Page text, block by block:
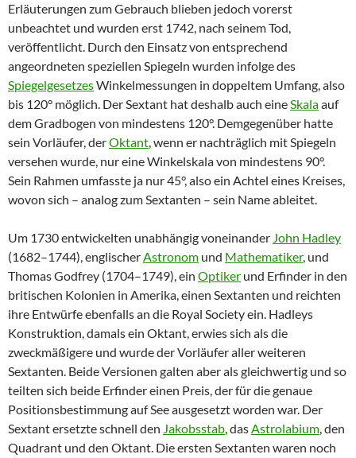
Erläuterungen zum Gebrauch blieben jedoch vorerst
unbeachtet und wurden erst 1742, nach seinem Tod,
veröffentlicht. Durch den Einsatz von entsprechend
angeordneten speziellen Spiegeln wurden infolge des
SpiegelgesetzesWinkelmessungen in doppeltem Umfang, also
bis 120° möglich. Der Sextant hat deshalb auch eineSkalaauf
dem Gradbogen von mindestens 120°. Demgegenüber hatte
sein Vorläufer, derOktant, wenn er nachträglich mit Spiegeln
versehen wurde, nur eine Winkelskala von mindestens 90°.
Sein Rahmen umfasste ja nur 45°, also ein Achtel eines Kreises,
wovon sich – analog zum Sextanten – sein Name ableitet.
Um 1730 entwickelten unabhängig voneinander John Hadley
(1682–1744), englischerAstronom und Mathematiker, und
Thomas Godfrey (1704–1749), ein Optiker und Erfinder in den
britischen Kolonien in Amerika, einen Sextanten und reichten
ihre Entwürfe ebenfalls an die Royal Society ein. Hadleys
Konstruktion, damals ein Oktant, erwies sich als die
zweckmäßigere und wurde der Vorläufer aller weiteren
Sextanten. Beide Versionen galten aber als gleichwertig und so
teilten sich beide Erfinder einen Preis, der für die genaue
Positionsbestimmung auf See ausgesetzt worden war. Der
Sextant ersetzte schnell den Jakobsstab, dasAstrolabium, den
Quadrant und den Oktant. Die ersten Sextanten waren noch